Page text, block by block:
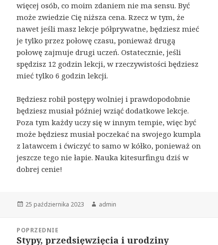
więcej osób, co moim zdaniem nie ma sensu. Być
może zwiedzie Cię niższa cena. Rzecz w tym, że
nawet jeśli masz lekcje półprywatne, będziesz mieć
je tylko przez połowę czasu, ponieważ drugą
połowę zajmuje drugi uczeń. Ostatecznie, jeśli
spędzisz 12 godzin lekcji, w rzeczywistości będziesz
mieć tylko 6 godzin lekcji.
Będziesz robił postępy wolniej i prawdopodobnie
będziesz musiał później wziąć dodatkowe lekcje.
Poza tym każdy uczy się w innym tempie, więc być
może będziesz musiał poczekać na swojego kumpla
z latawcem i ćwiczyć to samo w kółko, ponieważ on
jeszcze tego nie łapie. Nauka kitesurfingu dziś w
dobrej cenie!
Opublikowano
25 października 2023 Autor
admin
wpisuPOPRZEDNIE
Poprzedni
Stypy, przedsięwzięcia i urodziny